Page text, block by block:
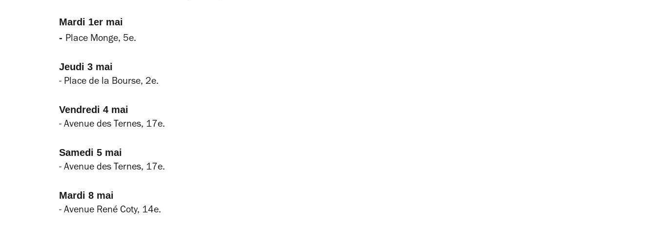
Mardi 1er mai
- Place Monge, 5e.
Jeudi 3 mai
- Place de la Bourse, 2e.
Vendredi 4 mai
- Avenue des Ternes, 17e.
Samedi 5 mai
- Avenue des Ternes, 17e.
Mardi 8 mai
- Avenue René Coty, 14e.